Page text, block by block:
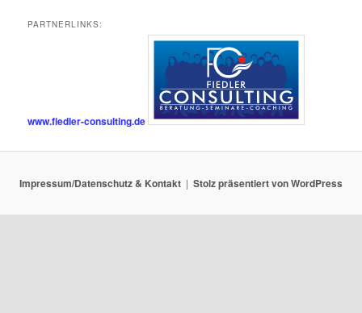
PARTNERLINKS:
www.fiedler-consulting.de
Impressum/Datenschutz & Kontakt Stolz präsentiert von WordPress